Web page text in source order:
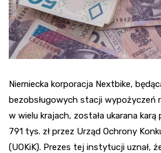
Niemiecka korporacja Nextbike,
bezobsługowych stacji wypożyczeń
w wielu krajach, została ukarana
791 tys. zł przez Urząd Ochrony
(UOKiK). Prezes tej instytucji uznał,